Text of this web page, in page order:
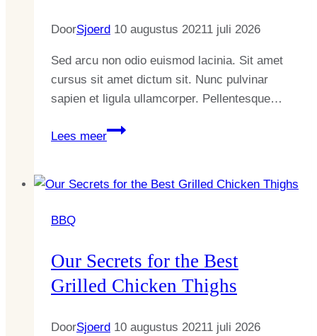
DoorSjoerd 10 augustus 20211 juli 2026
Sed arcu non odio euismod lacinia. Sit amet
cursus sit amet dictum sit. Nunc pulvinar
sapien et ligula ullamcorper. Pellentesque…
Lees meer
Six
to
BBQ
Our Secrets for the Best
Grilled Chicken Thighs
DoorSjoerd 10 augustus 20211 juli 2026